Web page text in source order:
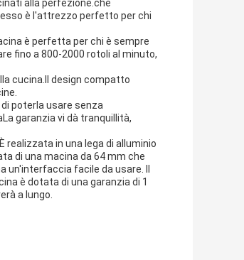
alla perfezione.che
è l'attrezzo perfetto per chi
è perfetta per chi è sempre
fino a 800-2000 rotoli al minuto,
cucina.Il design compatto
poterla usare senza
garanzia vi dà tranquillità,
realizzata in una lega di alluminio
di una macina da 64 mm che
facile da usare. Il
è dotata di una garanzia di 1
a lungo.